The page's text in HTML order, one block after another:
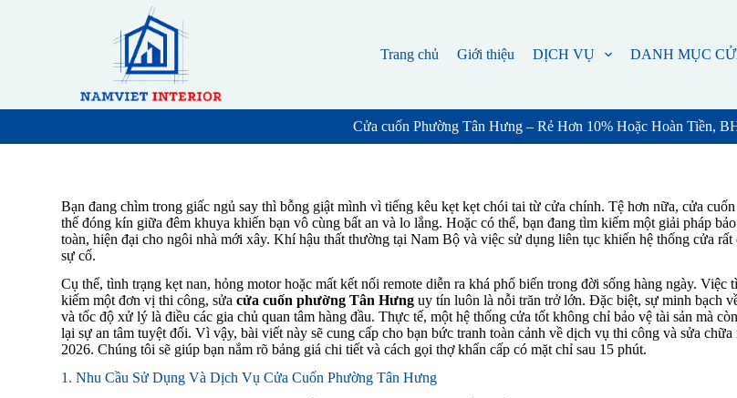
n
Trang chủ Giới thiệu DỊCH VỤ DANH MỤC
Cửa cuốn Phường Tân Hưng – Rẻ Hơn 10% Hoặc Hoàn Tiền,
Bạn đang chìm trong giấc ngủ say thì bỗng giật mình vì tiếng kêu kẹt kẹt chói tai từ cửa chính. Tệ hơn nữa, cửa
thể đóng kín giữa đêm khuya khiến bạn vô cùng bất an và lo lắng. Hoặc có thể, bạn đang tìm kiếm một giải pháp
toàn, hiện đại cho ngôi nhà mới xây. Khí hậu thất thường tại Nam Bộ và việc sử dụng liên tục khiến hệ thống cửa rất
sự cố.
Cụ thể, tình trạng kẹt nan, hỏng motor hoặc mất kết nối remote diễn ra khá phổ biến trong đời sống hàng ngày. Việc
kiếm một đơn vị thi công, sửacửa cuốn phường Tân Hưng uy tín luôn là nỗi trăn trở lớn. Đặc biệt, sự minh bạch
và tốc độ xử lý là điều các gia chủ quan tâm hàng đầu. Thực tế, một hệ thống cửa tốt không chỉ bảo vệ tài sản mà
lại sự an tâm tuyệt đối. Vì vậy, bài viết này sẽ cung cấp cho bạn bức tranh toàn cảnh về dịch vụ thi công và sửa chữa
2026. Chúng tôi sẽ giúp bạn nắm rõ bảng giá chi tiết và cách gọi thợ khẩn cấp có mặt chỉ sau 15 phút.
1. Nhu Cầu Sử Dụng Và Dịch Vụ Cửa Cuốn Phường Tân Hưng